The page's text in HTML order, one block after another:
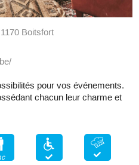
Boitsfort
pour vos événements.
chacun leur charme et